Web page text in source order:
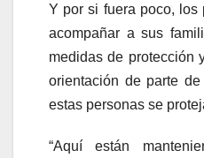
Y por si fuera poco, los
acompañar a sus
medidas de protección
orientación de parte
estas personas se
“Aquí están